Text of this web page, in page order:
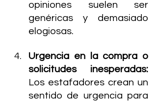
opiniones suelen ser
genéricas y demasiado
elogiosas.
Urgencia en la compra o
Los estafadores crean un
sentido de urgencia para